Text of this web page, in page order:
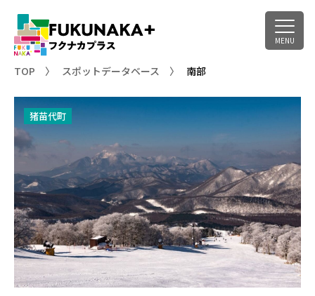
TOP スポットデータベース 南部
猪苗代町